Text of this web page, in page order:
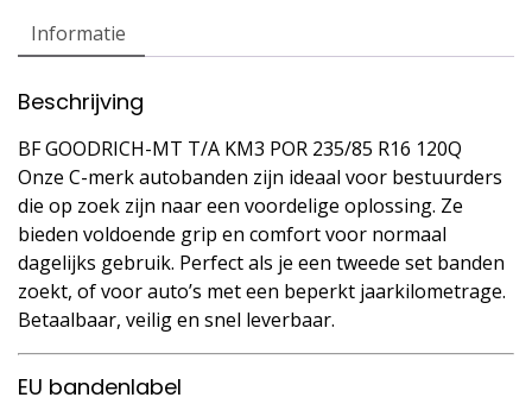
Informatie
Beschrijving
BF GOODRICH-MT T/A KM3 POR 235/85 R16 120Q
Onze C-merk autobanden zijn ideaal voor bestuurders
die op zoek zijn naar een voordelige oplossing. Ze
bieden voldoende grip en comfort voor normaal
dagelijks gebruik. Perfect als je een tweede set banden
zoekt, of voor auto’s met een beperkt jaarkilometrage.
Betaalbaar, veilig en snel leverbaar.
EU bandenlabel